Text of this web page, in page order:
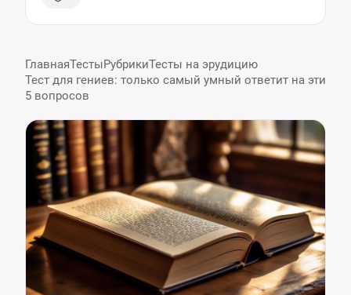
ГлавнаяТестыРубрикиТесты на эрудицию
Тест для гениев: только самый умный ответит на эти
5 вопросов